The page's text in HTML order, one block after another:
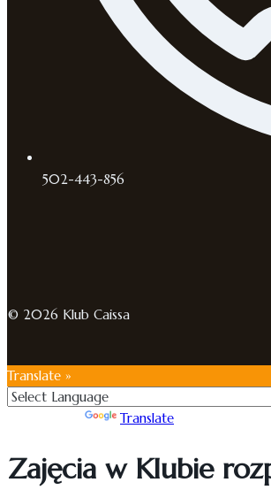
502-443-856
© 2026 Klub Caissa
Translate »
Translate
Zajęcia w Klubie